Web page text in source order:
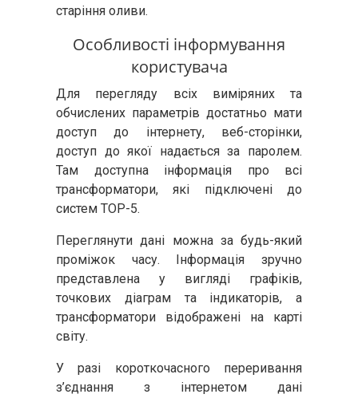
старіння оливи.
Особливості інформування
користувача
Для перегляду всіх виміряних та
обчислених параметрів достатньо мати
доступ до інтернету, веб-сторінки,
доступ до якої надається за паролем.
Там доступна інформація про всі
трансформатори, які підключені до
систем ТОР-5.
Переглянути дані можна за будь-який
проміжок часу. Інформація зручно
представлена у вигляді графіків,
точкових діаграм та індикаторів, а
трансформатори відображені на карті
світу.
У разі короткочасного переривання
з’єднання з інтернетом дані